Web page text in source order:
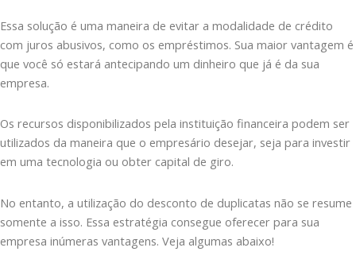
Essa solução é uma maneira de evitar a modalidade de crédito
com juros abusivos, como os empréstimos. Sua maior vantagem é
que você só estará antecipando um dinheiro que já é da sua
empresa.
Os recursos disponibilizados pela instituição financeira podem ser
utilizados da maneira que o empresário desejar, seja para investir
em uma tecnologia ou obter capital de giro.
No entanto, a utilização do desconto de duplicatas não se resume
somente a isso. Essa estratégia consegue oferecer para sua
empresa inúmeras vantagens. Veja algumas abaixo!